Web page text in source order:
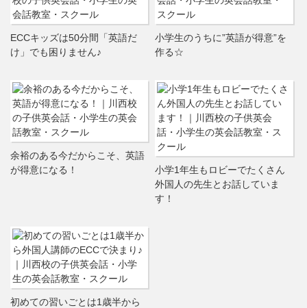
ECCキッズは50分間「英語だ
け」でも困りません♪
小学生のうちに”英語が得意”を
作る☆
余裕のある今だからこそ、英語
が得意になる！
小学1年生もロビーでたくさん
外国人の先生とお話していま
す！
初めての習いごとは1歳半から